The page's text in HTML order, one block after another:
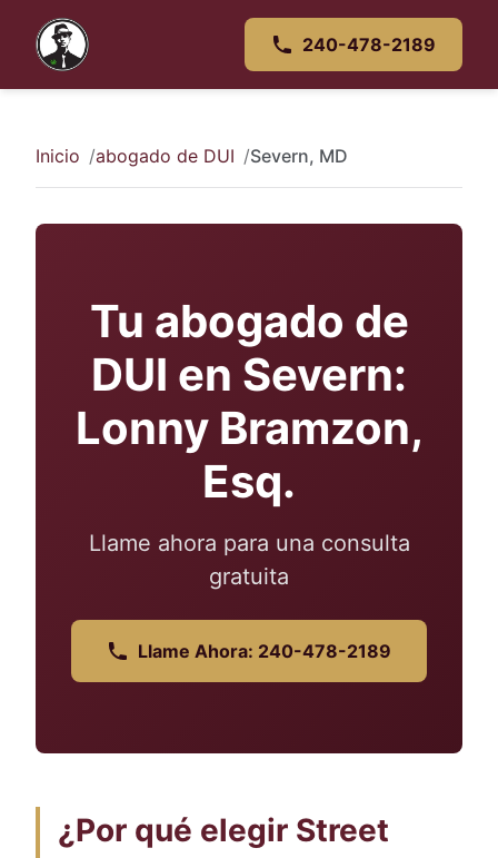
240-478-2189
Inicio abogado de DUI Severn, MD
Tu abogado de
DUI en Severn:
Lonny Bramzon,
Esq.
Llame ahora para una consulta
gratuita
Llame Ahora: 240-478-2189
¿Por qué elegir Street